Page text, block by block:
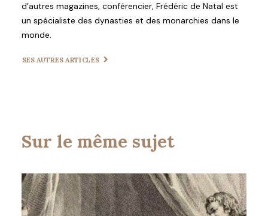
d’autres magazines, conférencier, Frédéric de Natal est
un spécialiste des dynasties et des monarchies dans le
monde.
SES AUTRES ARTICLES
Sur le même sujet